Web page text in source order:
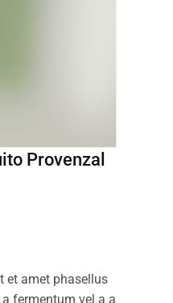
Provenzal
et amet phasellus
fermentum vel a a